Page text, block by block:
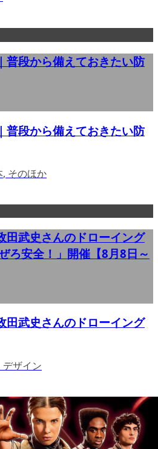
普段から備えておきたい防
普段から備えておきたい防
, そのほか
田武史さんのドローイング
ろ安全！」開催【8月8日～
田武史さんのドローイング
デザイン